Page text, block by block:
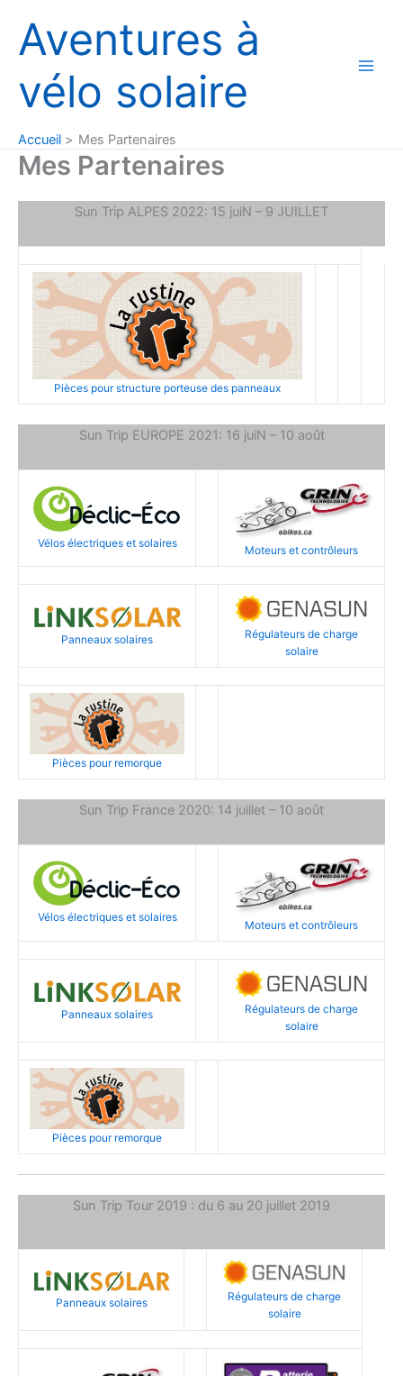
contenu
Aventures à
vélo solaire
Accueil Mes Partenaires
Mes Partenaires
Sun Trip ALPES 2022: 15 juiN – 9 JUILLET
Pièces pour structure porteuse des panneaux
Sun Trip EUROPE 2021: 16 juiN – 10 août
Vélos électriques et solaires
Moteurs et contrôleurs
Panneaux solaires
Régulateurs de charge
solaire
Pièces pour remorque
Sun Trip France 2020: 14 juillet – 10 août
Vélos électriques et solaires
Moteurs et contrôleurs
Panneaux solaires
Régulateurs de charge
solaire
Pièces pour remorque
Sun Trip Tour 2019 : du 6 au 20 juillet 2019
Panneaux solaires
Régulateurs de charge
solaire